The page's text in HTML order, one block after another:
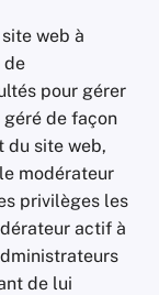
web à
de
pour gérer
de façon
du site web,
modérateur
privilèges les
actif à
de lui